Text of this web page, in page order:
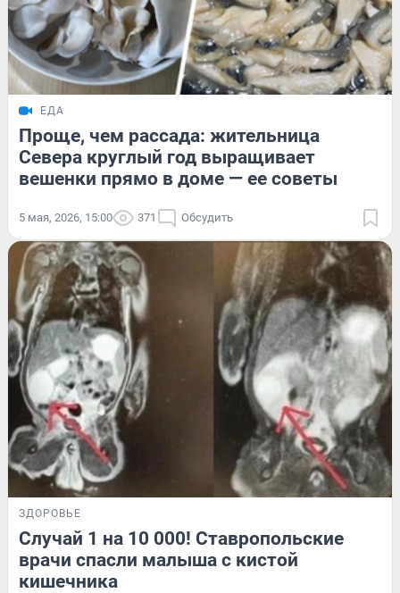
ЕДА
Проще, чем рассада: жительница
Севера круглый год выращивает
вешенки прямо в доме — ее советы
5 мая, 2026, 15:00 371 Обсудить
ЗДОРОВЬЕ
Случай 1 на 10 000! Ставропольские
врачи спасли малыша с кистой
кишечника